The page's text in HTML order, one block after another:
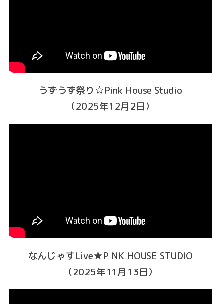
うずうず祭り☆Pink House Studio
（2025年12月2日）
なんじゃすLive★PINK HOUSE STUDIO
（2025年11月13日）